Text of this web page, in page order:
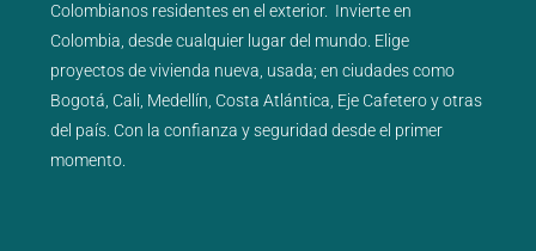
Colombianos residentes en el exterior. Invierte en
Colombia, desde cualquier lugar del mundo. Elige
proyectos devivienda nueva usada; en ciudades como
Bogotá Cali Medellín Costa Atlántica Eje Cafeteroyotras
del país . Con la confianza y seguridad desde el primer
momento.